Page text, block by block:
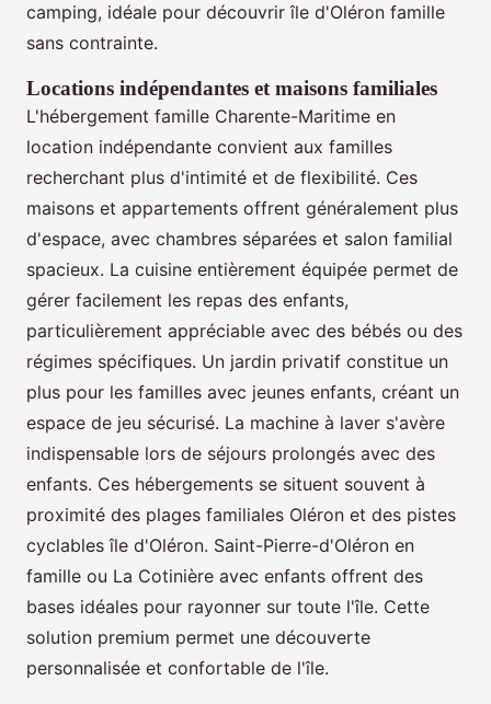
camping, idéale pour découvrir île d'Oléron famille
sans contrainte.
Locations indépendantes et maisons familiales
L'hébergement famille Charente-Maritime en
location indépendante convient aux familles
recherchant plus d'intimité et de flexibilité. Ces
maisons et appartements offrent généralement plus
d'espace, avec chambres séparées et salon familial
spacieux. La cuisine entièrement équipée permet de
gérer facilement les repas des enfants,
particulièrement appréciable avec des bébés ou des
régimes spécifiques. Un jardin privatif constitue un
plus pour les familles avec jeunes enfants, créant un
espace de jeu sécurisé. La machine à laver s'avère
indispensable lors de séjours prolongés avec des
enfants. Ces hébergements se situent souvent à
proximité des plages familiales Oléron et des pistes
cyclables île d'Oléron. Saint-Pierre-d'Oléron en
famille ou La Cotinière avec enfants offrent des
bases idéales pour rayonner sur toute l'île. Cette
solution premium permet une découverte
personnalisée et confortable de l'île.